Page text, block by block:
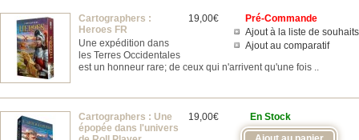
Pré-Commande
Ajout à la liste de souhaits
Ajout au comparatif
19,00€
Cartographers :
Heroes FR
Une expédition dans
les Terres Occidentales
est un honneur rare; de ceux qui n'arrivent qu'une fois ..
En Stock
19,00€
Cartographers : Une
épopée dans l'univers